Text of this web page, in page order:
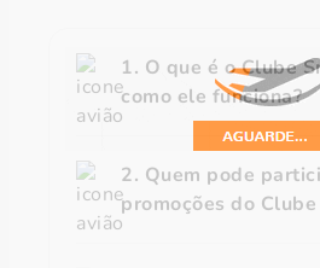
1. O que é o Clube
como ele funciona?
2. Quem pode
promoções do